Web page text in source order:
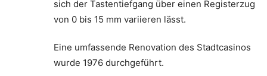
sich der Tastentiefgang über einen Registerzug
von 0 bis 15 mm variieren lässt.
Eine umfassende Renovation des Stadtcasinos
wurde 1976 durchgeführt.